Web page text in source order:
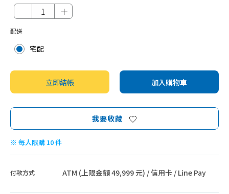
水管疏通
防水噴霧
＋
配送
宅配
立即結帳 加入購物車
我要收藏
※ 每人限購 10 件
付款方式 ATM (上限金額 49,999 元) / 信用卡 / Line Pay